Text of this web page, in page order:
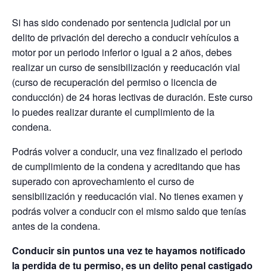
Si has sido condenado por sentencia judicial por un
delito de privación del derecho a conducir vehículos a
motor por un periodo inferior o igual a 2 años, debes
realizar un curso de sensibilización y reeducación vial
(curso de recuperación del permiso o licencia de
conducción) de 24 horas lectivas de duración. Este curso
lo puedes realizar durante el cumplimiento de la
condena.
Podrás volver a conducir, una vez finalizado el periodo
de cumplimiento de la condena y acreditando que has
superado con aprovechamiento el curso de
sensibilización y reeducación vial. No tienes examen y
podrás volver a conducir con el mismo saldo que tenías
antes de la condena.
Conducir sin puntos una vez te hayamos notificado
la perdida de tu permiso, es un delito penal castigado